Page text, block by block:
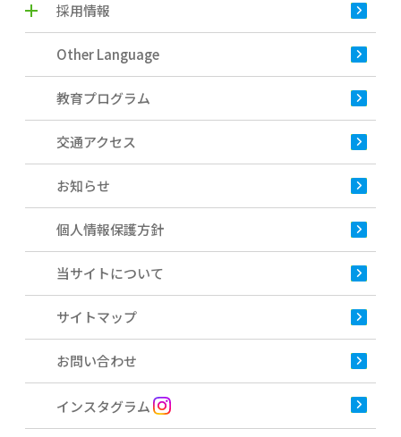
採用情報
Other Language
教育プログラム
交通アクセス
お知らせ
個人情報保護方針
当サイトについて
サイトマップ
お問い合わせ
インスタグラム